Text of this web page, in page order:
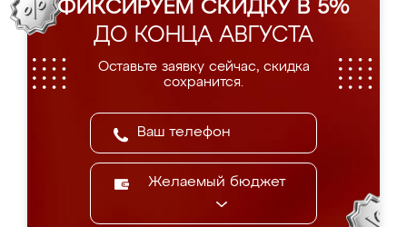
ФИКСИРУЕМ СКИДКУ В 5%
ДО КОНЦА АВГУСТА
Оставьте заявку сейчас, скидка
сохранится.
Желаемый бюджет